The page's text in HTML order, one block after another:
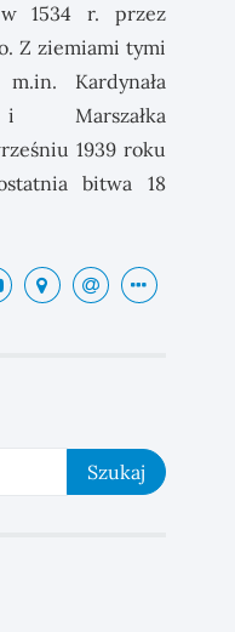
w 1534 r. przez
Z ziemiami tymi
Kardynała
i Marszałka
1939 roku
bitwa 18